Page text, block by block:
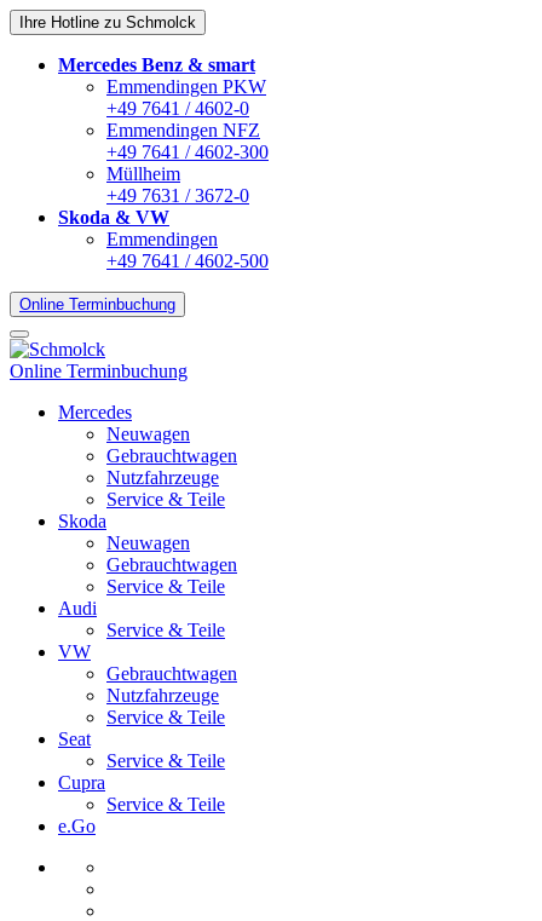
Ihre Hotline zu Schmolck
Mercedes Benz & smart
Emmendingen PKW
+49 7641 / 4602-0
Emmendingen NFZ
+49 7641 / 4602-300
Müllheim
+49 7631 / 3672-0
Skoda & VW
Emmendingen
+49 7641 / 4602-500
Online Terminbuchung
Online Terminbuchung
Mercedes
Neuwagen
Gebrauchtwagen
Nutzfahrzeuge
Service & Teile
Skoda
Neuwagen
Gebrauchtwagen
Service & Teile
Audi
Service & Teile
VW
Gebrauchtwagen
Nutzfahrzeuge
Service & Teile
Seat
Service & Teile
Cupra
Service & Teile
e.Go